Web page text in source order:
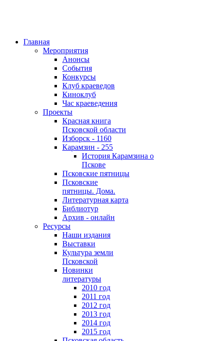
Главная
Мероприятия
Анонсы
События
Конкурсы
Клуб краеведов
Киноклуб
Час краеведения
Проекты
Красная книга
Псковской области
Изборск - 1160
Карамзин - 255
История Карамзина о
Пскове
Псковские пятницы
Псковские
пятницы. Дома.
Литературная карта
Библиотур
Архив - онлайн
Ресурсы
Наши издания
Выставки
Культура земли
Псковской
Новинки
литературы
2010 год
2011 год
2012 год
2013 год
2014 год
2015 год